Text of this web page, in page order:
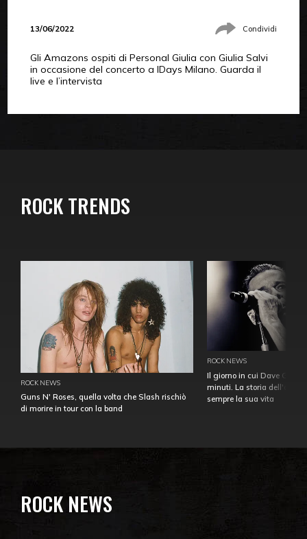
13/06/2022 Condividi
Gli Amazons ospiti di Personal Giulia con Giulia Salvi
in occasione del concerto a IDays Milano. Guarda il
live e l’intervista
ROCK TRENDS
ROCK NEWS
Guns N' Roses, quella volta che Slash rischiò
di morire in tour con la band
ROCK NEWS
Il giorno in cui Dave
minuti. La storia
sempre la sua vita
ROCK NEWS